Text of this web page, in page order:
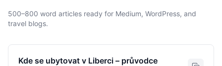
500–800 word articles ready for Medium, WordPress, and
travel blogs.
Kde se ubytovat v Liberci – průvodce